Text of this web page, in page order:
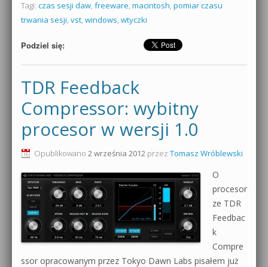
Tagi: czas sesji daw, freeware, macintosh, pomiar czasu
trwania sesji, vst, windows, wtyczki
Podziel się:
TDR Feedback
Compressor: wybitny
procesor w wersji 1.0
Opublikowano 2 września 2012 przez Tomasz Wróblewski
O
procesor
ze TDR
Feedbac
k
Compre
ssor opracowanym przez Tokyo Dawn Labs pisałem już